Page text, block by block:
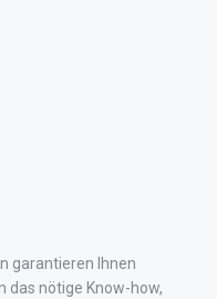
garantieren Ihnen
das nötige Know-how,